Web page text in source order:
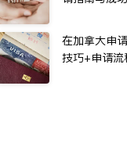
在加拿大申
技巧+申请流